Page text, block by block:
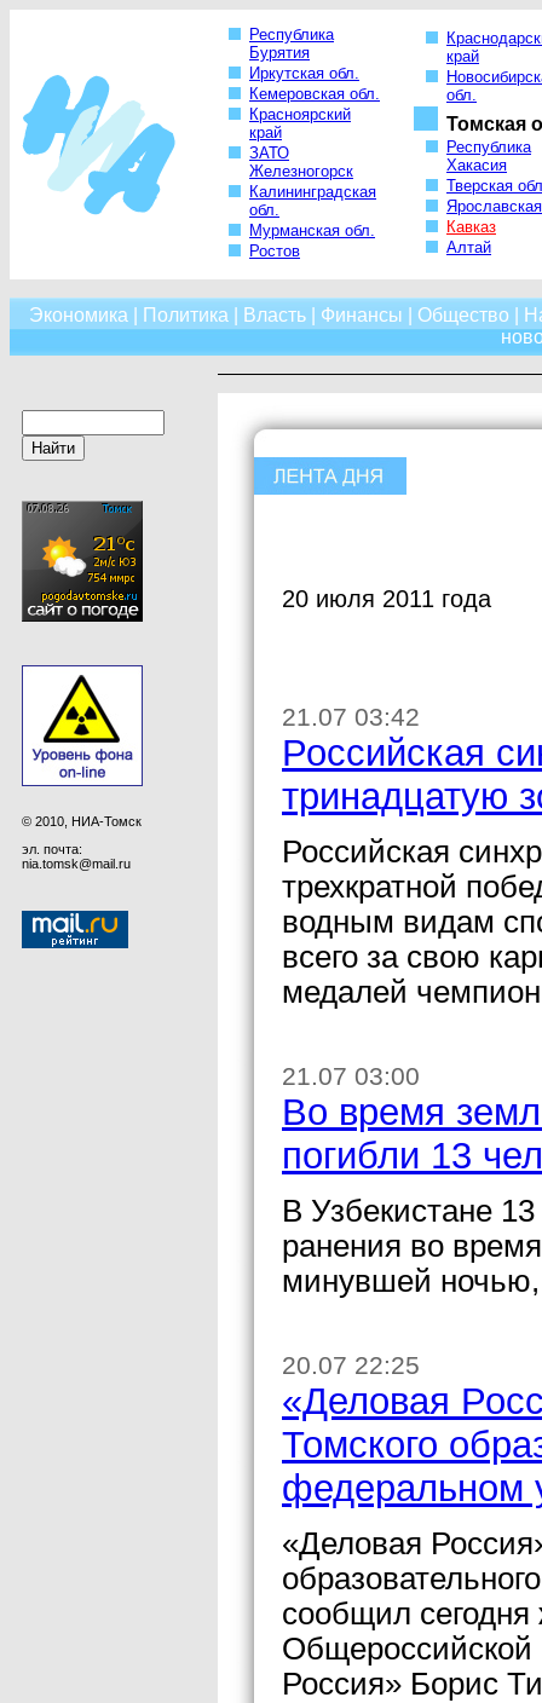
Республика
Бурятия
Иркутская обл.
Кемеровская обл.
Красноярский
край
ЗАТО
Железногорск
Калининградская
обл.
Мурманская обл.
Ростов
край
обл.
Томская
Республика
Хакасия
Тверская
Кавказ
Алтай
Экономика Политика Власть| Финансы Общество
© 2010, НИА-Томск
эл. почта:
nia.tomsk@mail.ru
20 июля 2011 года
21.07 03:42
Российская
тринадцатую
Российская
трехкратной
водным видам
всего за свою
медалей
21.07 03:00
Во время
погибли 13
В Узбекистане
ранения во
минувшей ночью,
20.07 22:25
«Деловая
Томского
федеральном
«Деловая
сообщил сегодня
Общероссийской
Россия» Борис